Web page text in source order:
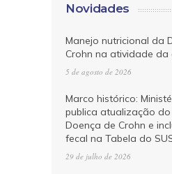
Novidades
Manejo nutricional da
Crohn na atividade da
5 de agosto de 2026
Marco histórico:
publica atualização do
Doença de Crohn e
fecal na Tabela do
29 de julho de 2026